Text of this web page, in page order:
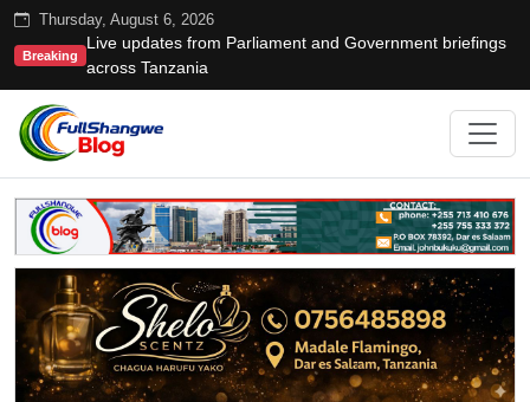
Thursday, August 6, 2026
Breaking
Live updates from Parliament and Government briefings
across Tanzania